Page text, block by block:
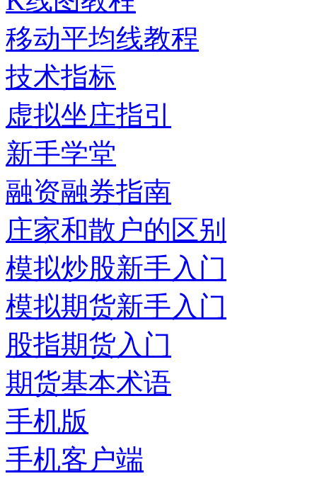
移动平均线教程
技术指标
虚拟坐庄指引
新手学堂
融资融券指南
庄家和散户的区别
模拟炒股新手入门
模拟期货新手入门
股指期货入门
期货基本术语
手机版
手机客户端